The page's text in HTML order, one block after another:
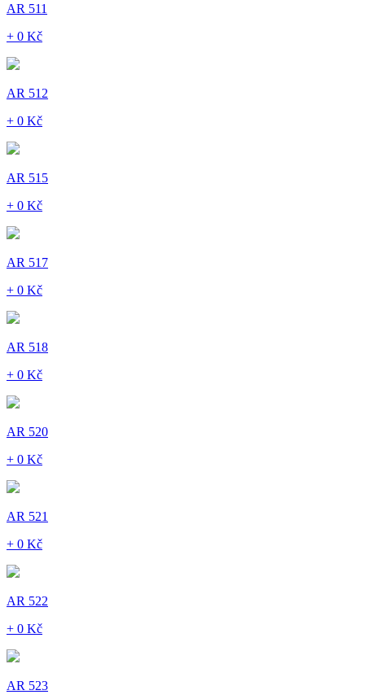
AR 511
+ 0 Kč
AR 512
+ 0 Kč
AR 515
+ 0 Kč
AR 517
+ 0 Kč
AR 518
+ 0 Kč
AR 520
+ 0 Kč
AR 521
+ 0 Kč
AR 522
+ 0 Kč
AR 523